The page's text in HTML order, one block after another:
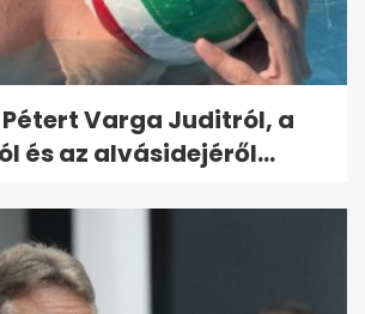
Varga Juditról, a
és az alvásidejéről...